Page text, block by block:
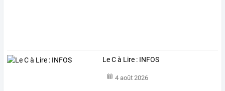
Le C à Lire : INFOS
4 août 2026